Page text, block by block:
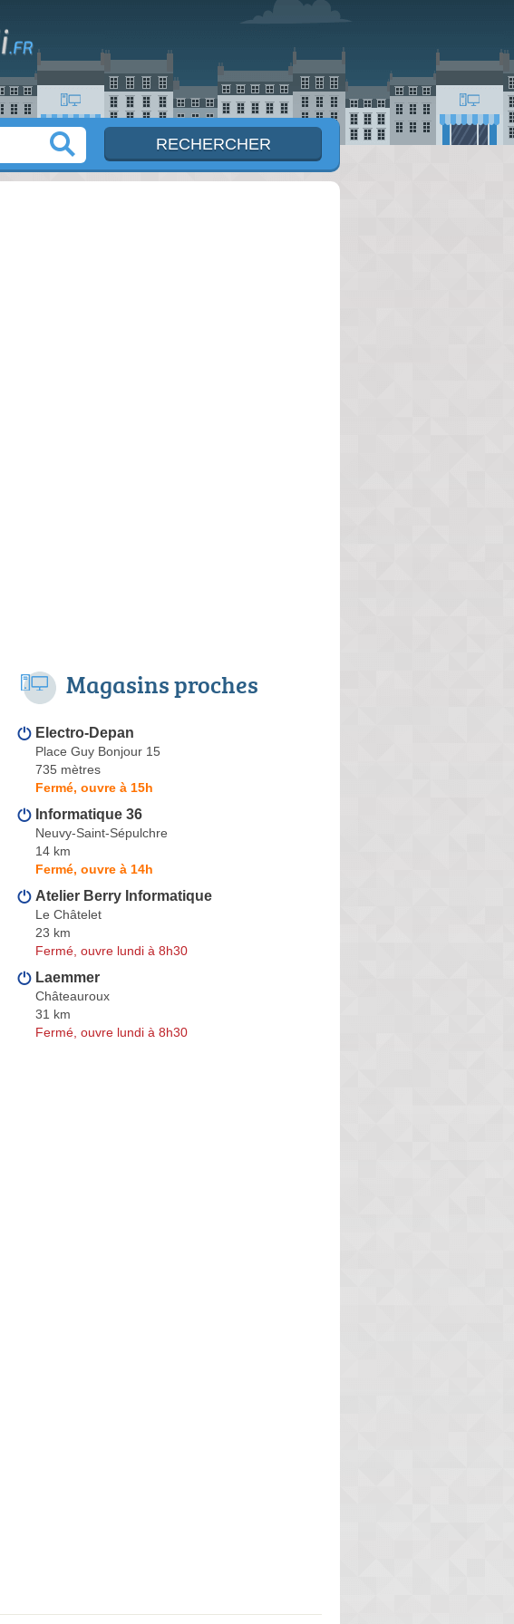
Magasins proches
Electro-Depan
Place Guy Bonjour 15
735 mètres
Fermé, ouvre à 15h
Informatique 36
Neuvy-Saint-Sépulchre
14 km
Fermé, ouvre à 14h
Atelier Berry Informatique
Le Châtelet
23 km
Fermé, ouvre lundi à 8h30
Laemmer
Châteauroux
31 km
Fermé, ouvre lundi à 8h30